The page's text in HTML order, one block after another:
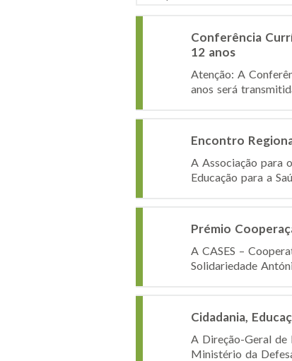
Conferência
12 anos
Atenção: A
anos será
Encontro
A Associação para
Educação para a
Prémio
A CASES –
Solidariedade
Cidadania,
A Direção-Geral de
Ministério da